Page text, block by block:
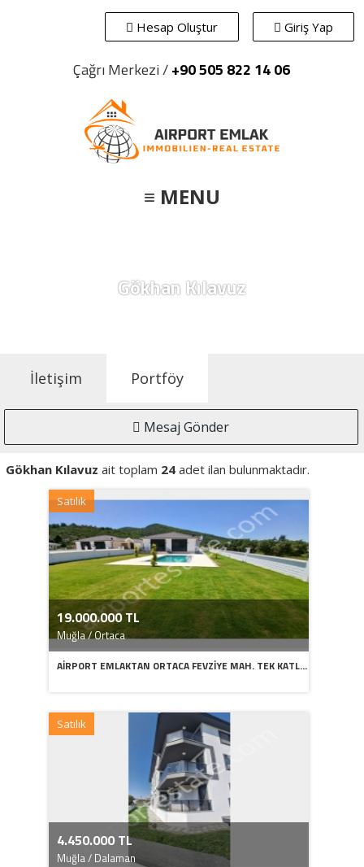
X
Gökhan Kılavuz/ Mesaj Gönder
Mesaj gönderebilmek için üye girişi yapmanız
gerekiyor.
Hesap Oluştur
Giriş Yap
Hesap Oluştur
Çağrı Merkezi /+90 505 822 14 06
≡ MENU
Gökhan Kılavuz
İletişim Portföy
Mesaj Gönder
Gökhan Kılavuz ait toplam 24adet ilan bulunmaktadır.
Satılık
19.000.000 TL
Muğla / Ortaca
AİRPORT EMLAKTAN ORTACA FEVZİYE MAH. TEK KATL...
Satılık
4.450.000 TL
Muğla / Dalaman